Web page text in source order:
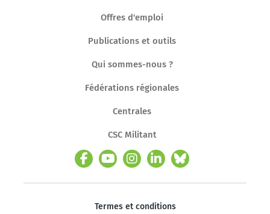
Offres d'emploi
Publications et outils
Qui sommes-nous ?
Fédérations régionales
Centrales
CSC Militant
Termes et conditions